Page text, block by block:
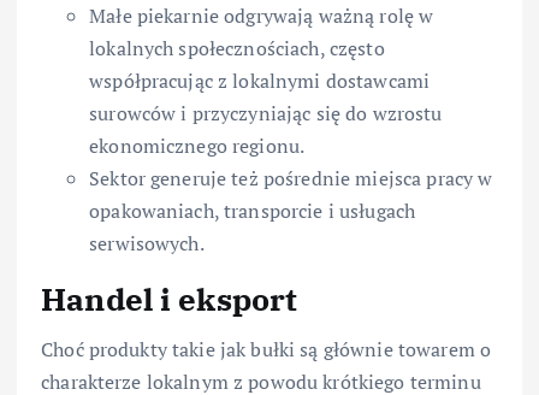
Małe piekarnie odgrywają ważną rolę w
lokalnych społecznościach, często
współpracując z lokalnymi dostawcami
surowców i przyczyniając się do wzrostu
ekonomicznego regionu.
Sektor generuje też pośrednie miejsca pracy w
opakowaniach, transporcie i usługach
serwisowych.
Handel i eksport
Choć produkty takie jak bułki są głównie towarem o
charakterze lokalnym z powodu krótkiego terminu